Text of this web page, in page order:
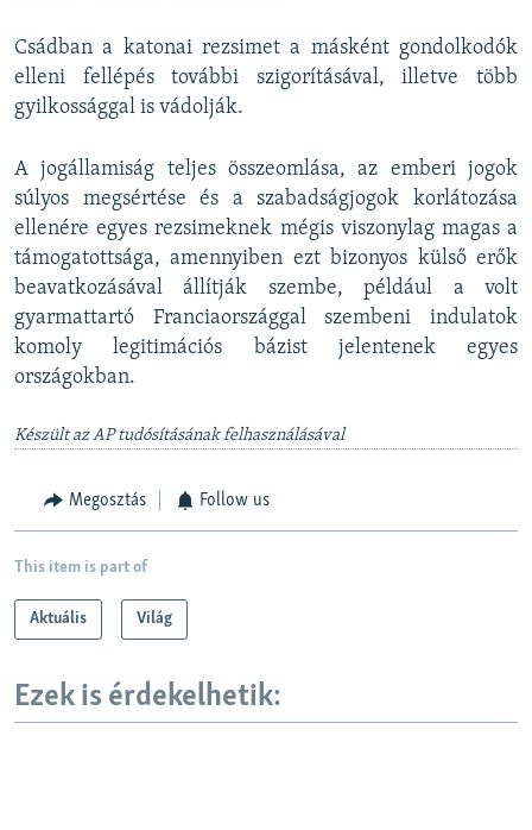
Csádban a katonai rezsimet a másként gondolkodók
elleni fellépés további szigorításával, illetve több
gyilkossággal is vádolják.
A jogállamiság teljes összeomlása, az emberi jogok
súlyos megsértése és a szabadságjogok korlátozása
ellenére egyes rezsimeknek mégis viszonylag magas a
támogatottsága, amennyiben ezt bizonyos külső erők
beavatkozásával állítják szembe, például a volt
gyarmattartó Franciaországgal szembeni indulatok
komoly legitimációs bázist jelentenek egyes
országokban.
Készült az AP tudósításának felhasználásával
Megosztás Follow us
This item is part of
Aktuális Világ
Ezek is érdekelhetik: